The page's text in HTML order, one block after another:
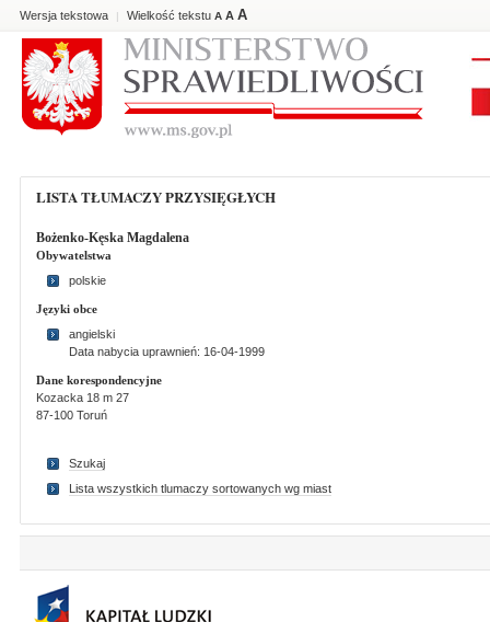
Wersja tekstowa | Wielkość tekstu A A A
LISTA TŁUMACZY PRZYSIĘGŁYCH
Bożenko-Kęska Magdalena
Obywatelstwa
polskie
Języki obce
angielski
Data nabycia uprawnień: 16-04-1999
Dane korespondencyjne
Kozacka 18 m 27
87-100 Toruń
Szukaj
Lista wszystkich tlumaczy sortowanych wg miast